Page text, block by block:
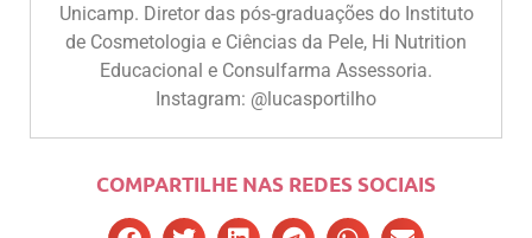
Unicamp. Diretor das pós-graduações do Instituto
de Cosmetologia e Ciências da Pele, Hi Nutrition
Educacional e Consulfarma Assessoria.
Instagram: @lucasportilho
COMPARTILHE NAS REDES SOCIAIS